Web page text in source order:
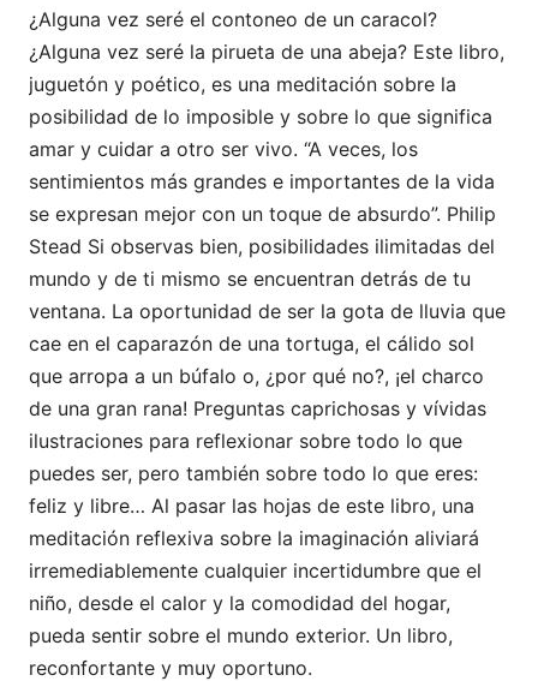
¿Alguna vez seré el contoneo de un caracol?
¿Alguna vez seré la pirueta de una abeja? Este libro,
juguetón y poético, es una meditación sobre la
posibilidad de lo imposible y sobre lo que significa
amar y cuidar a otro ser vivo. “A veces, los
sentimientos más grandes e importantes de la vida
se expresan mejor con un toque de absurdo”. Philip
Stead Si observas bien, posibilidades ilimitadas del
mundo y de ti mismo se encuentran detrás de tu
ventana. La oportunidad de ser la gota de lluvia que
cae en el caparazón de una tortuga, el cálido sol
que arropa a un búfalo o, ¿por qué no?, ¡el charco
de una gran rana! Preguntas caprichosas y vívidas
ilustraciones para reflexionar sobre todo lo que
puedes ser, pero también sobre todo lo que eres:
feliz y libre… Al pasar las hojas de este libro, una
meditación reflexiva sobre la imaginación aliviará
irremediablemente cualquier incertidumbre que el
niño, desde el calor y la comodidad del hogar,
pueda sentir sobre el mundo exterior. Un libro,
reconfortante y muy oportuno.